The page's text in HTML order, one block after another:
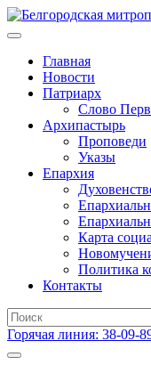
Главная
Новости
Патриарх
Слово
Архипастырь
Проповеди
Указы
Епархия
Карта
Политика
Контакты
Горячая линия: 38-09-